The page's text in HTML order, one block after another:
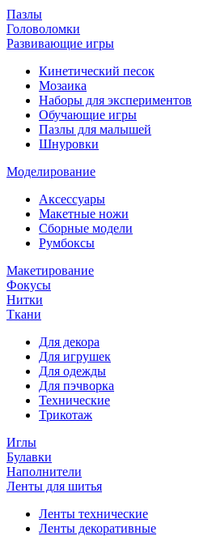
Пазлы
Головоломки
Развивающие игры
Кинетический песок
Мозаика
Наборы для экспериментов
Обучающие игры
Пазлы для малышей
Шнуровки
Моделирование
Аксессуары
Макетные ножи
Сборные модели
Румбоксы
Макетирование
Фокусы
Нитки
Ткани
Для декора
Для игрушек
Для одежды
Для пэчворка
Технические
Трикотаж
Иглы
Булавки
Наполнители
Ленты для шитья
Ленты технические
Ленты декоративные